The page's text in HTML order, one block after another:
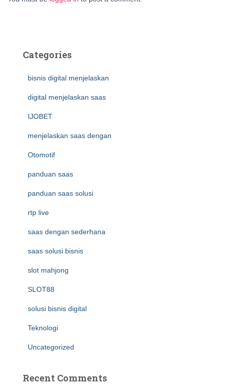
Categories
bisnis digital menjelaskan
digital menjelaskan saas
IJOBET
menjelaskan saas dengan
Otomotif
panduan saas
panduan saas solusi
rtp live
saas dengan sederhana
saas solusi bisnis
slot mahjong
SLOT88
solusi bisnis digital
Teknologi
Uncategorized
Recent Comments